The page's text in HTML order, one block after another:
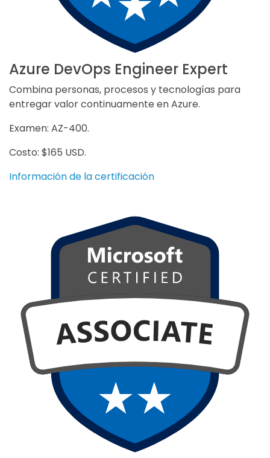
Azure DevOps Engineer Expert
Combina personas, procesos y tecnologías para
entregar valor continuamente en Azure.
Examen: AZ-400.
Costo: $165 USD.
Información de la certificación